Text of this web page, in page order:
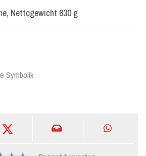
Nettogewicht 630 g
Symbolik